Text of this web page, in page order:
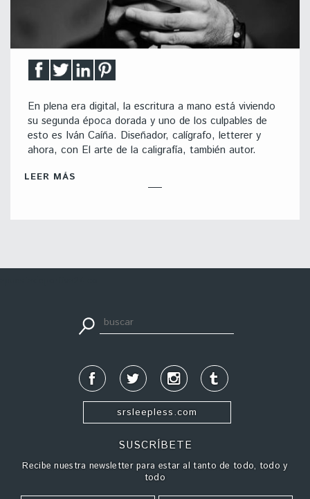
En plena era digital, la escritura a mano está viviendo
su segunda época dorada y uno de los culpables de
esto es Iván Caíña. Diseñador, calígrafo, letterer y
ahora, con El arte de la caligrafía, también autor.
LEER MÁS
srsleepless.com
SUSCRÍBETE
Recibe nuestra newsletter para estar al tanto de todo, todo y
todo